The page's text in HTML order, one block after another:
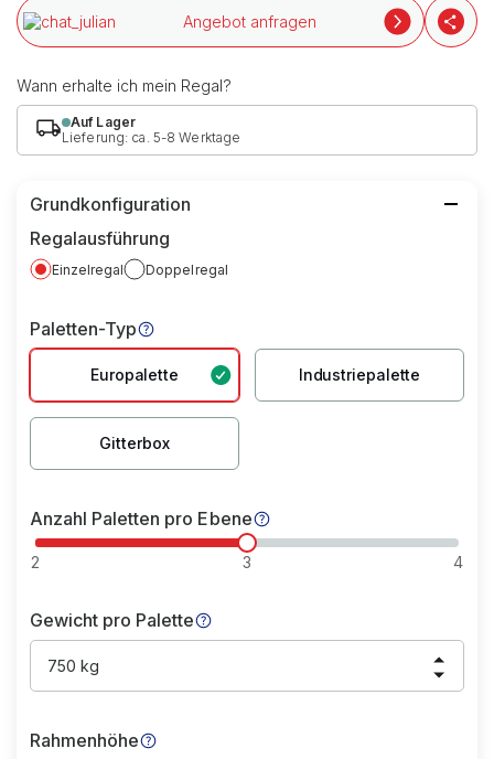
Angebot anfragen
Wann erhalte ich mein Regal?
Auf Lager
Lieferung: ca. 5-8 Werktage
Grundkonfiguration
Regalausführung
Einzelregal Doppelregal
Paletten-Typ
Europalette Industriepalette
Gitterbox
Anzahl Paletten pro Ebene
2 3 4
Gewicht pro Palette
750 kg
Rahmenhöhe